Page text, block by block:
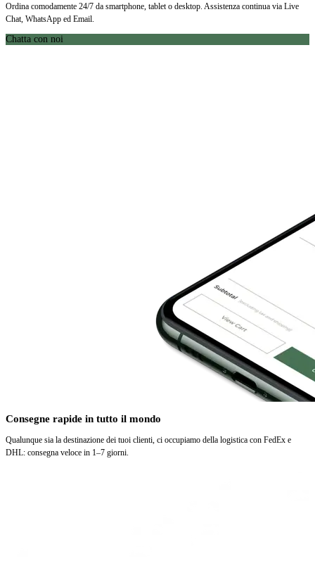
Ordina comodamente 24/7 da smartphone, tablet o desktop. Assistenza continua via Live
Chat, WhatsApp ed Email.
Chatta con noi
Consegne rapide in tutto il mondo
Qualunque sia la destinazione dei tuoi clienti, ci occupiamo della logistica con FedEx e
DHL: consegna veloce in 1–7 giorni.